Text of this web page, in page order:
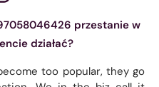
przestanie w
działać?
too popular, they go